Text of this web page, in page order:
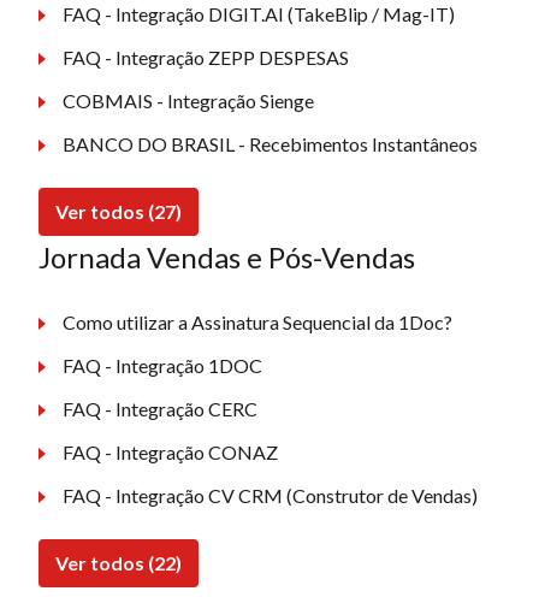
FAQ - Integração DIGIT.AI (TakeBlip / Mag-IT)
FAQ - Integração ZEPP DESPESAS
COBMAIS - Integração Sienge
BANCO DO BRASIL - Recebimentos Instantâneos
Ver todos (27)
Jornada Vendas e Pós-Vendas
Como utilizar a Assinatura Sequencial da 1Doc?
FAQ - Integração 1DOC
FAQ - Integração CERC
FAQ - Integração CONAZ
FAQ - Integração CV CRM (Construtor de Vendas)
Ver todos (22)